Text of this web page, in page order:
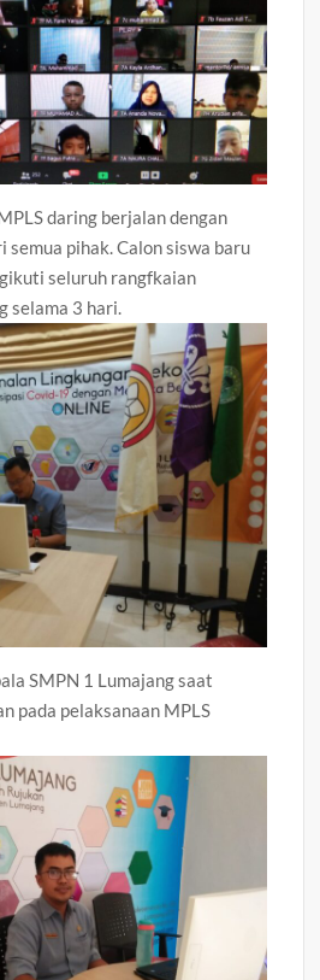
daring berjalan dengan
pihak. Calon siswa baru
seluruh rangfkaian
selama 3 hari.
SMPN 1 Lumajang saat
pada pelaksanaan MPLS